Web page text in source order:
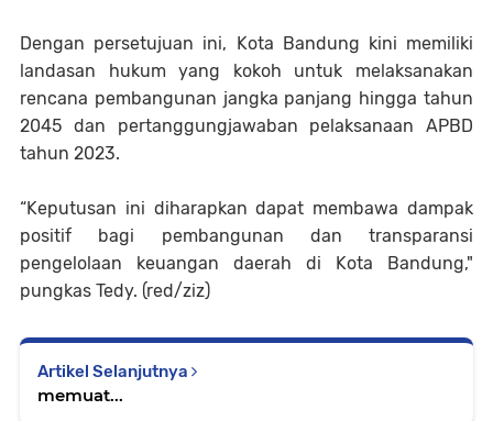
Dengan persetujuan ini, Kota Bandung kini memiliki
landasan hukum yang kokoh untuk melaksanakan
rencana pembangunan jangka panjang hingga tahun
2045 dan pertanggungjawaban pelaksanaan APBD
tahun 2023.
“Keputusan ini diharapkan dapat membawa dampak
positif bagi pembangunan dan transparansi
pengelolaan keuangan daerah di Kota Bandung,"
pungkas Tedy. (red/ziz)
Artikel Selanjutnya
memuat...